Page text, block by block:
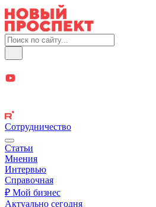
Сотрудничество
Статьи
Мнения
Интервью
Справочная
₽ Мой бизнес
Актуально сегодня